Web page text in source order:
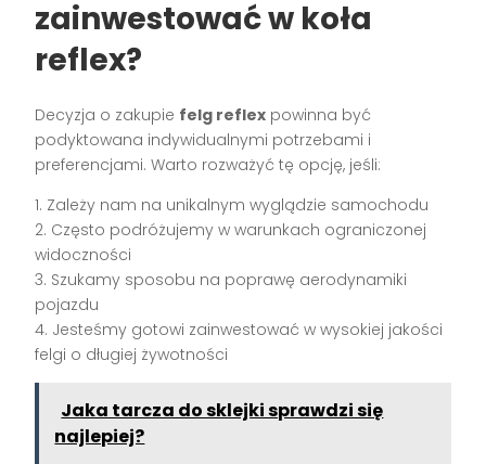
zainwestować w koła
reflex?
Decyzja o zakupie felg reflex powinna być
podyktowana indywidualnymi potrzebami i
preferencjami. Warto rozważyć tę opcję, jeśli:
1. Zależy nam na unikalnym wyglądzie samochodu
2. Często podróżujemy w warunkach ograniczonej
widoczności
3. Szukamy sposobu na poprawę aerodynamiki
pojazdu
4. Jesteśmy gotowi zainwestować w wysokiej jakości
felgi o długiej żywotności
Jaka tarcza do sklejki sprawdzi się
najlepiej?